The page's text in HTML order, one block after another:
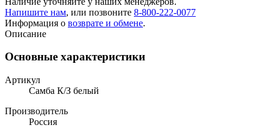
Напишите нам, или позвоните 8-800-222-0077
Информация о возврате и обмене.
Описание
Основные характеристики
Артикул
Самба К/З белый
Производитель
Россия